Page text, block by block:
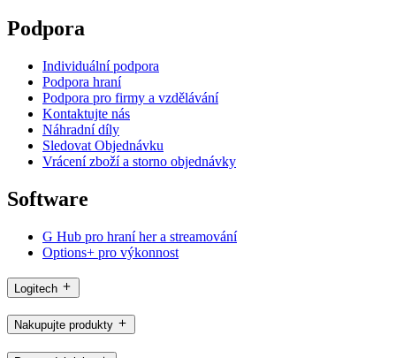
Podpora
Individuální podpora
Podpora hraní
Podpora pro firmy a vzdělávání
Kontaktujte nás
Náhradní díly
Sledovat Objednávku
Vrácení zboží a storno objednávky
Software
G Hub pro hraní her a streamování
Options+ pro výkonnost
Logitech
Nakupujte produkty